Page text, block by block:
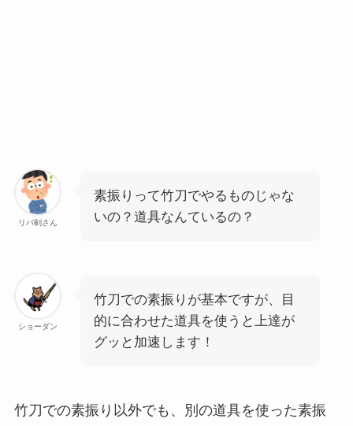
リバ剣さん
素振りって竹刀でやるものじゃな
いの？道具なんているの？
ショーダン
竹刀での素振りが基本ですが、目
的に合わせた道具を使うと上達が
グッと加速します！
竹刀での素振り以外でも、別の道具を使った素振